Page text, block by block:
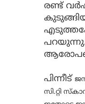
രണ്ട്
പറയുന്നു.
പിന്നീട്
സി.റ്റി